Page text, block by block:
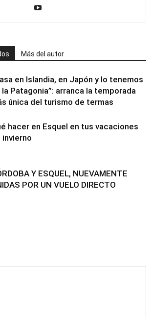
Más del autor
en Islandia, en Japón y lo tenemos
la Patagonia”: arranca la temporada
única del turismo de termas
hacer en Esquel en tus vacaciones
invierno
Y ESQUEL, NUEVAMENTE
POR UN VUELO DIRECTO